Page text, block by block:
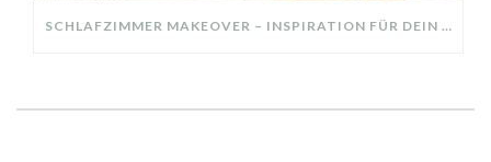
SCHLAFZIMMER MAKEOVER – INSPIRATION FÜR DEIN SCHLAFZIMMER: AUS ALT MACH NEU – HELL, GEMÜTLICH UND EINLADEND